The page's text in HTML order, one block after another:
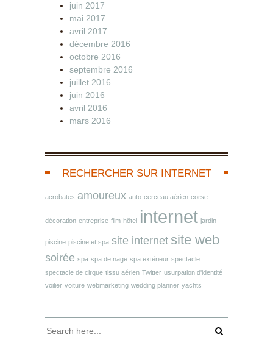
juin 2017
mai 2017
avril 2017
décembre 2016
octobre 2016
septembre 2016
juillet 2016
juin 2016
avril 2016
mars 2016
RECHERCHER SUR INTERNET
acrobates amoureux auto cerceau aérien corse
décoration entreprise film hôtel internet jardin
piscine piscine et spa site internet site web
soirée spa spa de nage spa extérieur spectacle
spectacle de cirque tissu aérien Twitter usurpation d'identité
voilier voiture webmarketing wedding planner yachts